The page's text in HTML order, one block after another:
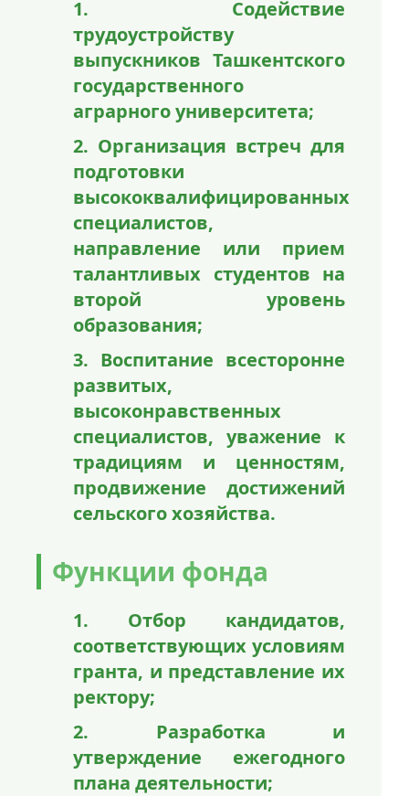
1. Содействие
трудоустройству
выпускников Ташкентского
государственного
аграрного университета;
2. Организация встреч для
подготовки
высококвалифицированных
специалистов,
направление или прием
талантливых студентов на
второй уровень
образования;
3. Воспитание всесторонне
развитых,
высоконравственных
специалистов, уважение к
традициям и ценностям,
продвижение достижений
сельского хозяйства.
Функции фонда
1. Отбор кандидатов,
соответствующих условиям
гранта, и представление их
ректору;
2. Разработка и
утверждение ежегодного
плана деятельности;